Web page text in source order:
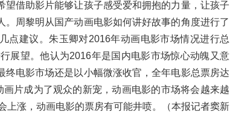
望借助影片能够让孩子感受爱和拥抱的力量，让孩子
。周黎明从国产动画电影如何讲好故事的角度进行了
点建议。朱玉卿对2016年动画电影市场情况进行总
展望。他认为2016年是国内电影市场惊心动魄又意
终电影市场还是以小幅微涨收官，全年电影总票房达
片成为了观众的新宠，动画电影的市场将会越来越
上涨，动画电影的票房有可能井喷。（本报记者窦新